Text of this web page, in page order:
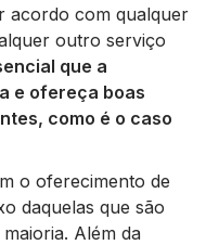
acordo com qualquer
outro serviço
que a
e ofereça boas
como é o caso
o oferecimento de
daquelas que são
Além da